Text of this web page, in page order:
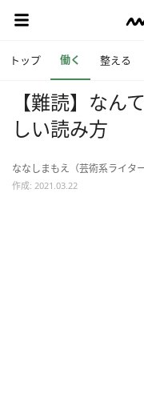
トップ 働く 整える
【難読】な
しい読み方
ななしまもえ（芸術系ライター
作成: 2021.03.22